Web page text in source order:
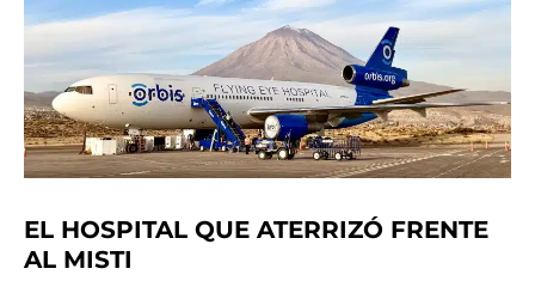
EL HOSPITAL QUE ATERRIZÓ FRENTE
AL MISTI